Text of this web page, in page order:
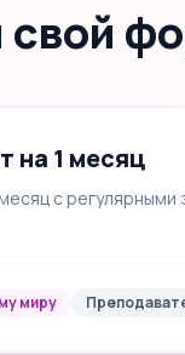
на 1 месяц
с регулярными
миру